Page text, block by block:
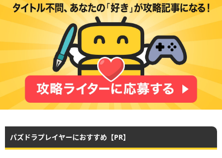
パズドラプレイヤーにおすすめ【PR】